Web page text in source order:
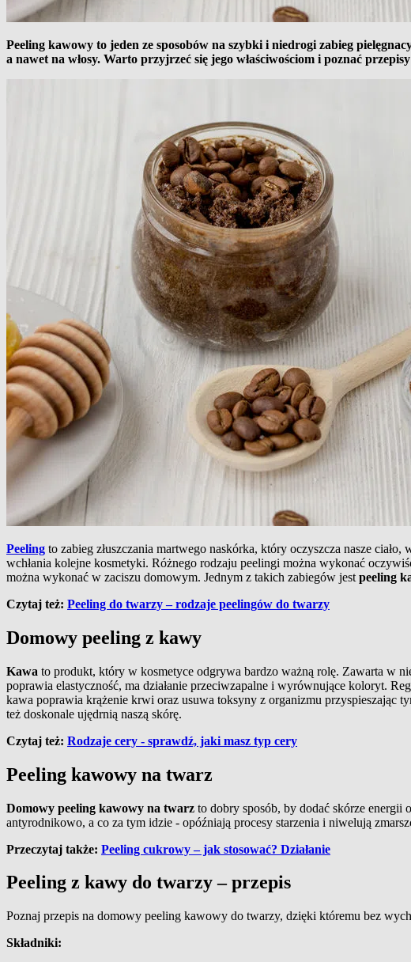
Peeling kawowy to jeden ze sposobów na szybki i niedrogi zabieg
a nawet na włosy. Warto przyjrzeć się jego właściwościom i poznać
Peeling to zabieg złuszczania martwego naskórka, który oczyszcza nasze
wchłania kolejne kosmetyki. Różnego rodzaju peelingi można wykonać
można wykonać w zaciszu domowym. Jednym z takich zabiegów jest peeling
Czytaj też: Peeling do twarzy – rodzaje peelingów do twarzy
Domowy peeling z kawy
Kawa to produkt, który w kosmetyce odgrywa bardzo ważną rolę. Zawarta w
poprawia elastyczność, ma działanie przeciwzapalne i wyrównujące koloryt.
kawa poprawia krążenie krwi oraz usuwa toksyny z organizmu przyspieszając
też doskonale ujędrnią naszą skórę.
Czytaj też: Rodzaje cery - sprawdź, jaki masz typ cery
Peeling kawowy na twarz
Domowy peeling kawowy na twarz to dobry sposób, by dodać skórze energii
antyrodnikowo, a co za tym idzie - opóźniają procesy starzenia i niwelują
Przeczytaj także: Peeling cukrowy – jak stosować? Działanie
Peeling z kawy do twarzy – przepis
Poznaj przepis na domowy peeling kawowy do twarzy, dzięki któremu bez
Składniki: